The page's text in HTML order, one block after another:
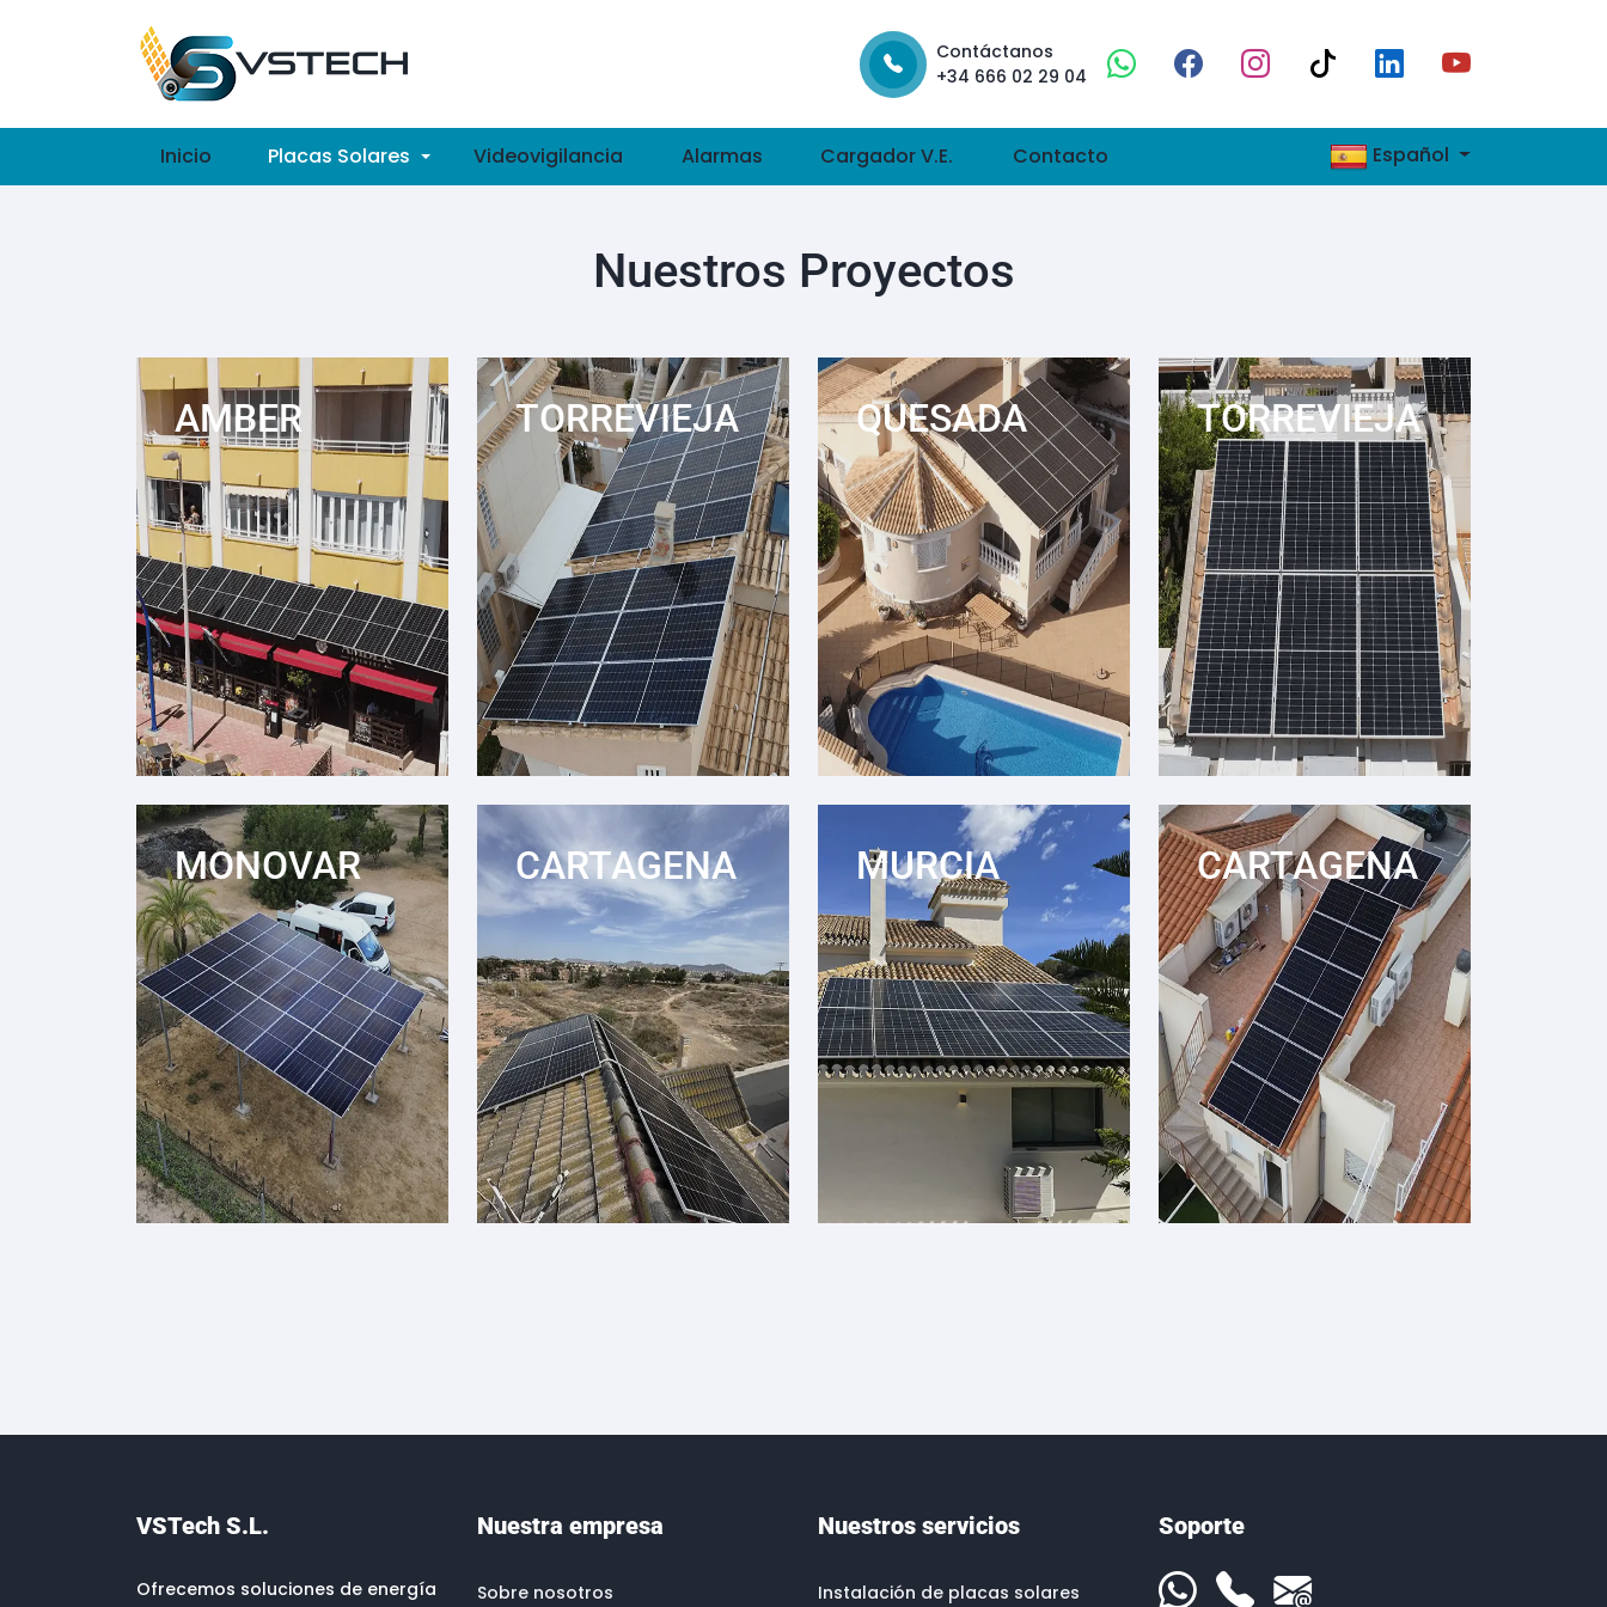
Contáctanos
+34 666 02 29 04
Inicio Placas Solares Videovigilancia Alarmas Cargador V.E. Contacto Español
Nuestros Proyectos
AMBER TORREVIEJA QUESADA TORREVIEJA
MONOVAR CARTAGENA MURCIA CARTAGENA
VSTech S.L.
Ofrecemos soluciones de energía
Nuestra empresa
Sobre nosotros
Nuestros servicios
Instalación de placas solares
Soporte